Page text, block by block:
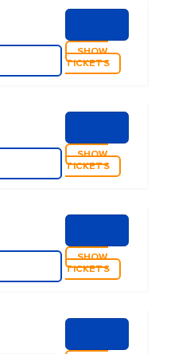
SHOW
TICKETS
SHOW
TICKETS
SHOW
TICKETS